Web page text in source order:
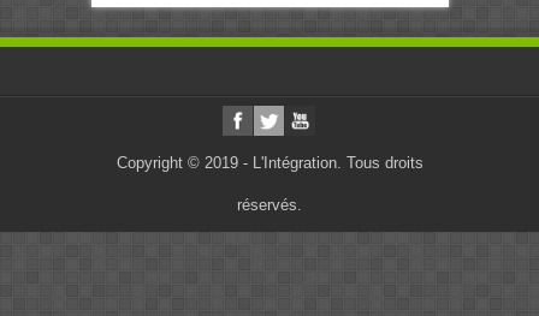
Copyright © 2019 - L'Intégration. Tous droits
réservés.